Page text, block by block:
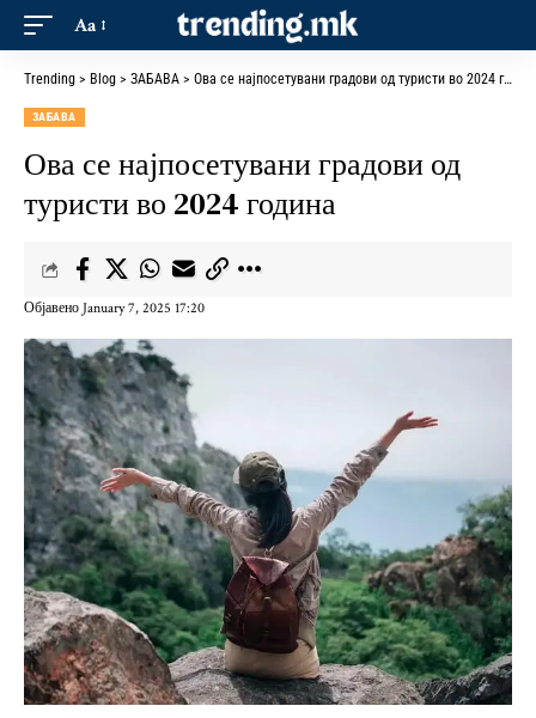
Aa
Trending > Blog > ЗАБАВА > Ова се најпосетувани градови од туристи во 2024 година
ЗАБАВА
Ова се најпосетувани градови од
туристи во 2024 година
Објавено January 7, 2025 17:20